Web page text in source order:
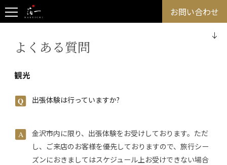
お問い合わせ
よくある質問
観光
出張体験は行っていますか?
金沢市内に限り、出張体験をお受けしております。ただ
し、ご来店のお客様を優先しておりますので、旅行シー
ズンにおきましてはスケジュール上お受けできない場合